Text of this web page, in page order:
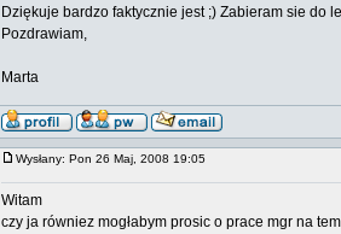
Dziękuje bardzo faktycznie jest ;) Zabieram sie do
Pozdrawiam,
Marta
Wysłany: Pon 26 Maj, 2008 19:05
Witam
czy ja równiez mogłabym prosic o prace mgr na